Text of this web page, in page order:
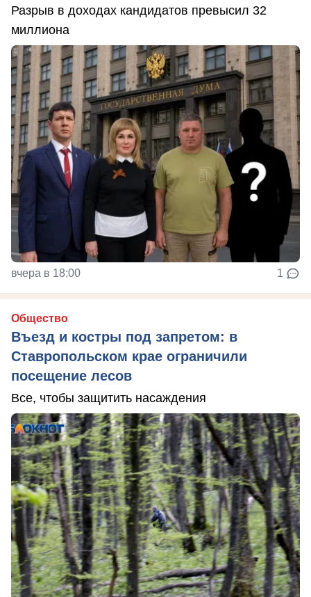
Разрыв в доходах кандидатов превысил 32
миллиона
вчера в 18:00 1
Общество
Въезд и костры под запретом: в
Ставропольском крае ограничили
посещение лесов
Все, чтобы защитить насаждения